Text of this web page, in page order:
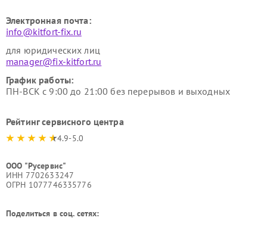
Электронная почта:
info@kitfort-fix.ru
для юридических лиц
manager@fix-kitfort.ru
График работы:
ПН-ВСК с 9:00 до 21:00 без перерывов и выходных
Рейтинг сервисного центра
4.9-5.0
ООО "Русервис"
ИНН 7702633247
ОГРН 1077746335776
Поделиться в соц. сетях: